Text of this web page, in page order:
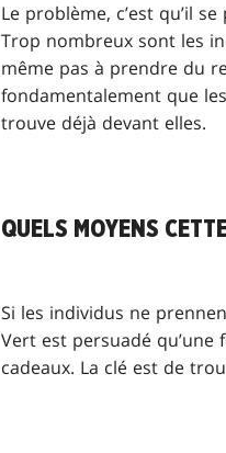
Le problème, c’est qu’il
Trop nombreux sont les
même pas à prendre du
fondamentalement que
trouve déjà devant elles.
QUELS MOYENS
Si les individus ne
Vert est persuadé
cadeaux. La clé est de